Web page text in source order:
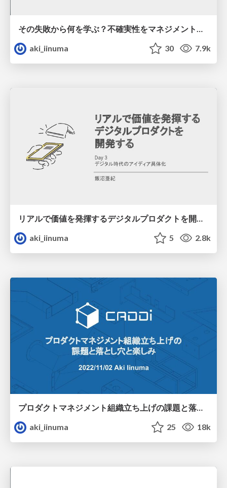
その失敗から何を学ぶ？不確実性をマネジメントして目標達成するための心得 #webtan
aki_iinuma
30 7.9k
aki_iinuma
5 2.8k
プロダクトマネジメント組織立ち上げの課題と落とし穴と楽しみ #pmconf2022
aki_iinuma
25 18k